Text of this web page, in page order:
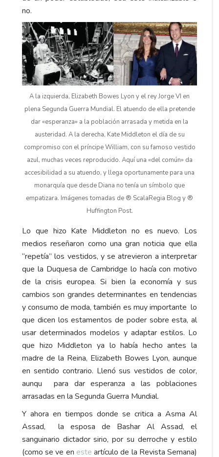
no.
A la izquierda, Elizabeth Bowes Lyon y el rey Jorge VI en
plena Segunda Guerra Mundial. El atuendo de ella pretende
dar «esperanza» a la población arrasada y metida en la
austeridad. A la derecha, Kate Middleton el día de su
compromiso con el príncipe William, con su famoso vestido
azul, muchas veces reproducido. Aquí una «del común» da
accesibilidad a su atuendo, y llega oportunamente para una
monarquía que desde Diana no tenía un símbolo que
empatizara. Imágenes tomadas de ® ScalaRegia Blog y ®
Huffington Post.
Lo que hizo Kate Middleton no es nuevo. Los
medios reseñaron como una gran noticia que ella
“repetía” los vestidos, y se atrevieron a interpretar
que la Duquesa de Cambridge lo hacía con motivo
de la crisis europea. Si bien la economía y sus
cambios son grandes determinantes en tendencias
y consumo de moda, también es muy importante lo
que dicen los estamentos de poder sobre esta, al
usar determinados modelos y adaptar estilos. Lo
que hizo Middleton ya lo había hecho antes la
madre de la Reina, Elizabeth Bowes Lyon, aunque
en sentido contrario. Llenó sus vestidos de color,
aunqu para dar esperanza a las poblaciones
arrasadas en la Segunda Guerra Mundial.
Y ahora en tiempos donde se critica a Asma Al
Assad, la esposa de Bashar Al Assad, el
sanguinario dictador sirio, por su derroche y estilo
(como se ve en este artículo de la Revista Semana)